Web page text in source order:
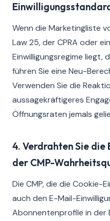
Wenn die Marketingliste
Law 25, der CPRA oder
Einwilligungsregime liegt,
führen Sie eine Neu-
Verwenden Sie die
aussagekräftigeres
Öffnungsraten jemals
4. Verdrahten Sie
der CMP-
Die CMP, die die Cookie-
auch den E-Mail-
Abonnentenprofile in der